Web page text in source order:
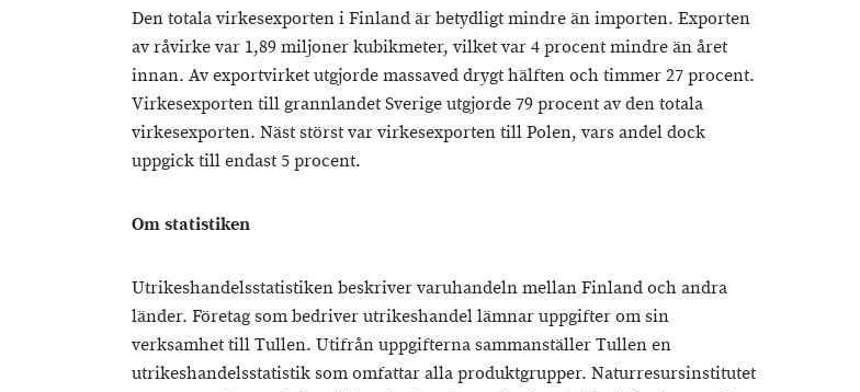
Den totala virkesexporten i Finland är betydligt mindre än importen. Exporten
av råvirke var 1,89 miljoner kubikmeter, vilket var 4 procent mindre än året
innan. Av exportvirket utgjorde massaved drygt hälften och timmer 27 procent.
Virkesexporten till grannlandet Sverige utgjorde 79 procent av den totala
virkesexporten. Näst störst var virkesexporten till Polen, vars andel dock
uppgick till endast 5 procent.
Om statistiken
Utrikeshandelsstatistiken beskriver varuhandeln mellan Finland och andra
länder. Företag som bedriver utrikeshandel lämnar uppgifter om sin
verksamhet till Tullen. Utifrån uppgifterna sammanställer Tullen en
utrikeshandelsstatistik som omfattar alla produktgrupper. Naturresursinstitutet